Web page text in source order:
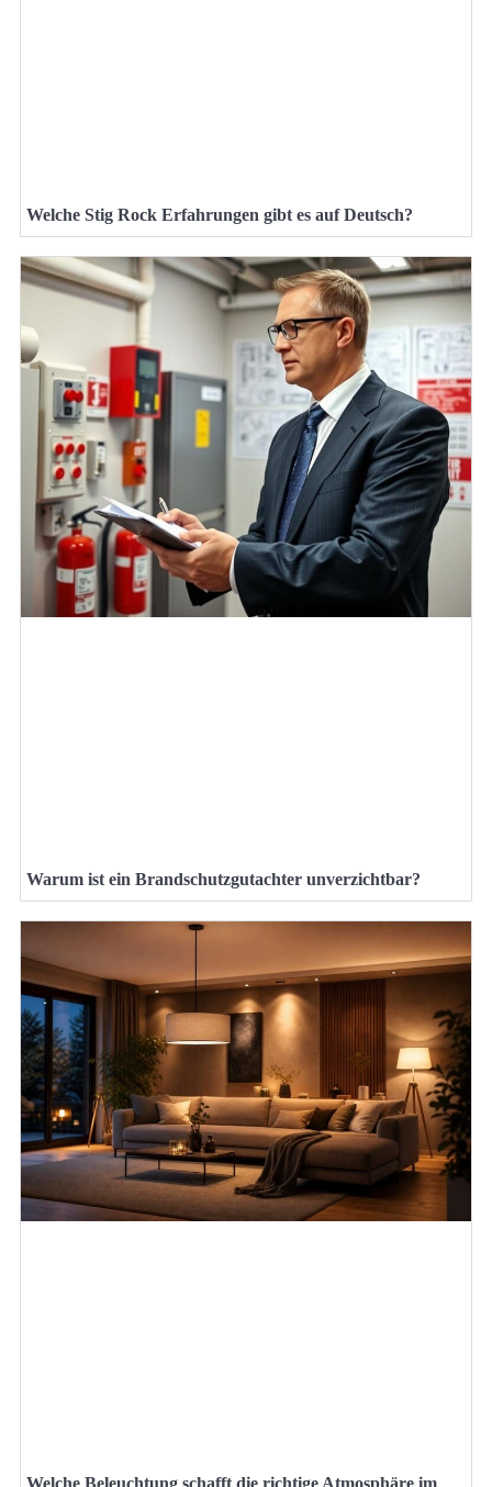
Welche Stig Rock Erfahrungen gibt es auf Deutsch?
Warum ist ein Brandschutzgutachter unverzichtbar?
Welche Beleuchtung schafft die richtige Atmosphäre im